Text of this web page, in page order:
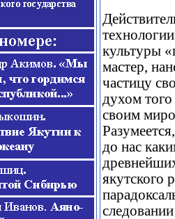
культуры
мастер,
частицу
духом
своим
до нас
якутского